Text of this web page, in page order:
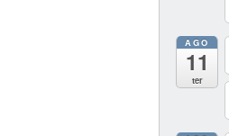
AGO
11
ter